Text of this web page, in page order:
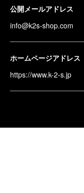
公開メールアドレス
info@k2s-shop.com
ホームページアドレス
https://www.k-2-s.jp